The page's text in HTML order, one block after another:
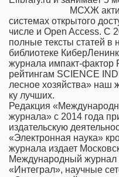
МСХЖ активно
системах открытого
числе и Open Access. С
полные тексты статей в
библиотеке
журнала импакт-
рейтингам SCIENCE
лесное хозяйства» наш
ку лучших.
Редакция
журнала» с 2014 года
издательскую
«Электронная наука»
журнала издает
Международный журнал
«Интеграл», научные